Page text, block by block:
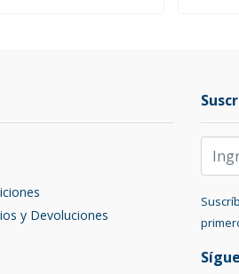
y Devoluciones